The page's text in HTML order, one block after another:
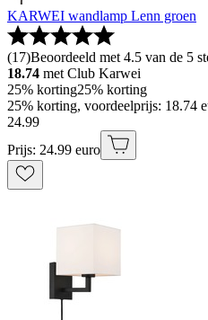
KARWEI wandlamp Lenn groen
(17)Beoordeeld met 4.5 van de 5
18.74 met Club Karwei
25% korting25% korting
25% korting, voordeelprijs: 18.74
24.99
Prijs: 24.99 euro